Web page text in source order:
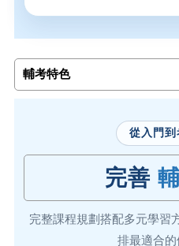
輔考特色
從入門到
完善
完整課程規劃搭配多元學習
排最適合的